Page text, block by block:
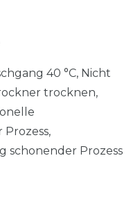
40 °C, Nicht
trocknen,
schonender Prozess